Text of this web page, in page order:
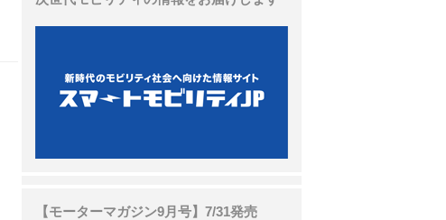
【モーターマガジン9月号】7/31発売